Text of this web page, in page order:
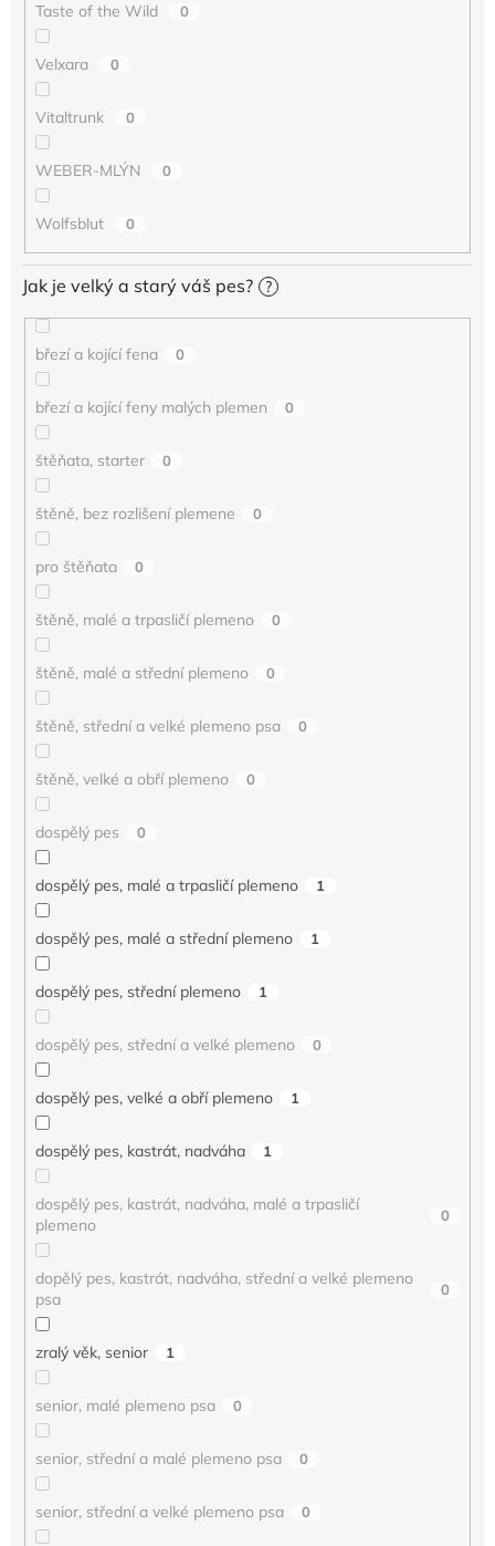
Taste of the Wild 0
Velxara 0
Vitaltrunk 0
WEBER-MLÝN 0
Wolfsblut 0
Jak je velký a starý váš pes? ?
březí a kojící fena 0
březí a kojící feny malých plemen 0
štěňata, starter 0
štěně, bez rozlišení plemene 0
pro štěňata 0
štěně, malé a trpasličí plemeno 0
štěně, malé a střední plemeno 0
štěně, střední a velké plemeno psa 0
štěně, velké a obří plemeno 0
dospělý pes 0
dospělý pes, malé a trpasličí plemeno 1
dospělý pes, malé a střední plemeno 1
dospělý pes, střední plemeno 1
dospělý pes, střední a velké plemeno 0
dospělý pes, velké a obří plemeno 1
dospělý pes, kastrát, nadváha 1
dospělý pes, kastrát, nadváha, malé a trpasličí
plemeno
0
dopělý pes, kastrát, nadváha, střední a velké plemeno
psa
0
zralý věk, senior 1
senior, malé plemeno psa 0
senior, střední a malé plemeno psa 0
senior, střední a velké plemeno psa 0